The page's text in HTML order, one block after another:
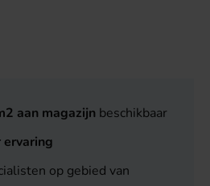
aan magazijn beschikbaar
ervaring
op gebied van